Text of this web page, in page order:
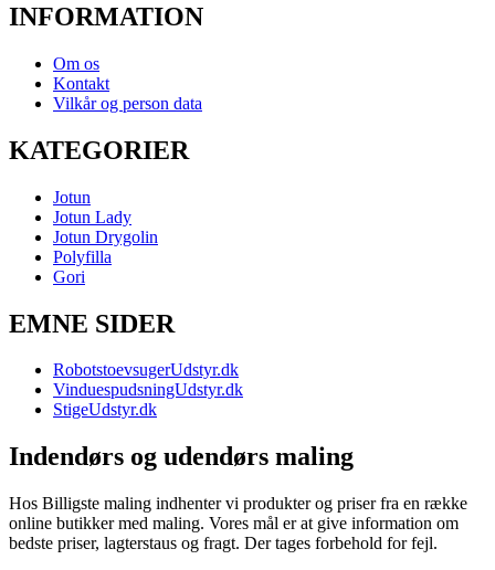
INFORMATION
Om os
Kontakt
Vilkår og person data
KATEGORIER
Jotun
Jotun Lady
Jotun Drygolin
Polyfilla
Gori
EMNE SIDER
RobotstoevsugerUdstyr.dk
VinduespudsningUdstyr.dk
StigeUdstyr.dk
Indendørs og udendørs maling
Hos Billigste maling indhenter vi produkter og priser fra en række
online butikker med maling. Vores mål er at give information om
bedste priser, lagterstaus og fragt. Der tages forbehold for fejl.